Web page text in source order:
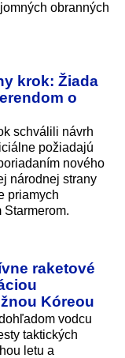
obranných
krok: Žiada
o
schválili návrh
požiadajú
nového
národnej strany
priamych
Starmerom.
raketové
Kóreou
vodcu
taktických
letu a